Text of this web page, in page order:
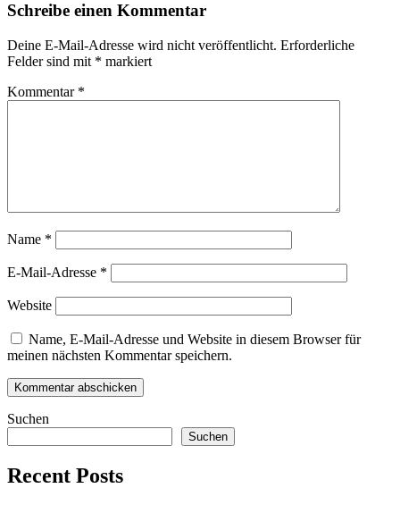
Schreibe einen Kommentar
Deine E-Mail-Adresse wird nicht veröffentlicht. Erforderliche
Felder sind mit * markiert
Kommentar *
Name *
E-Mail-Adresse *
Website
Name, E-Mail-Adresse und Website in diesem Browser für
meinen nächsten Kommentar speichern.
Suchen
Suchen
Recent Posts